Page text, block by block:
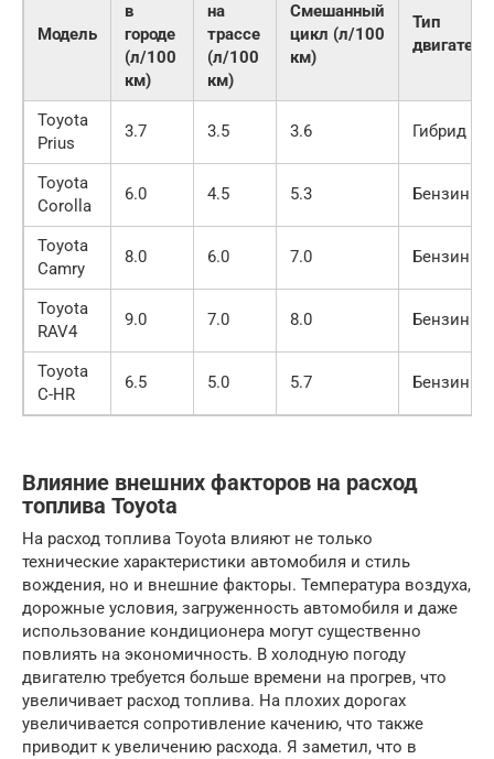
Модель
в
городе
(л/100
км)
на
трассе
(л/100
км)
Смешанный
цикл (л/100
км)
Тип
двигателя
Toyota
Prius
3.7 3.5 3.6 Гибрид
Toyota
Corolla
6.0 4.5 5.3 Бензин
Toyota
Camry
8.0 6.0 7.0 Бензин
Toyota
RAV4
9.0 7.0 8.0 Бензин
Toyota
C-HR
6.5 5.0 5.7 Бензин
Влияние внешних факторов на расход
топлива Toyota
На расход топлива Toyota влияют не только
технические характеристики автомобиля и стиль
вождения, но и внешние факторы. Температура воздуха,
дорожные условия, загруженность автомобиля и даже
использование кондиционера могут существенно
повлиять на экономичность. В холодную погоду
двигателю требуется больше времени на прогрев, что
увеличивает расход топлива. На плохих дорогах
увеличивается сопротивление качению, что также
приводит к увеличению расхода. Я заметил, что в